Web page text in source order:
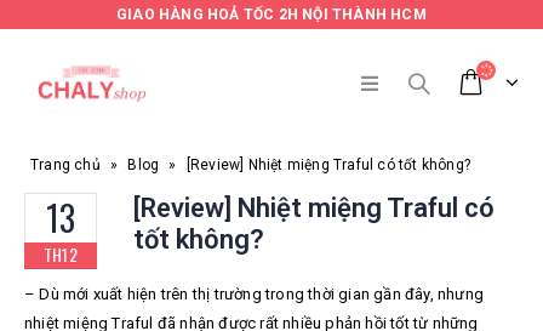
GIAO HÀNG HOẢ TỐC 2H NỘI THÀNH HCM
Trang chủ » Blog » [Review] Nhiệt miệng Traful có tốt không?
13
TH12
[Review] Nhiệt miệng Traful có
tốt không?
– Dù mới xuất hiện trên thị trường trong thời gian gần đây, nhưng
nhiệt miệng Traful đã nhận được rất nhiều phản hồi tốt từ những